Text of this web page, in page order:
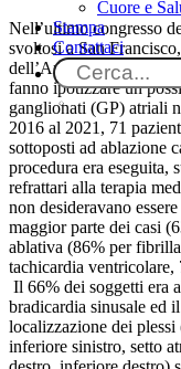
Cuore e
Stampa
Contattaci
Nell’ultimo congresso
svoltosi a San
dell’Arizona, ha
fanno ipotizzare un
ganglionati (GP) atriali
2016 al 2021, 71
sottoposti ad ablazione
procedura era eseguita,
refrattari alla terapia
non desideravano
maggior parte dei casi
ablativa (86% per
tachicardia ventricolare,
Il 66% dei soggetti era
bradicardia sinusale ed
localizzazione dei plessi
inferiore sinistro, setto